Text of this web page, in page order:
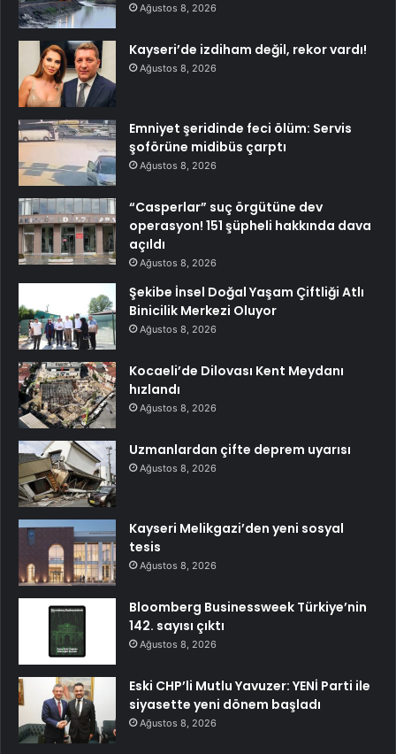
Ağustos 8, 2026
Kayseri’de izdiham değil, rekor vardı!
Ağustos 8, 2026
Emniyet şeridinde feci ölüm: Servis
şoförüne midibüs çarptı
Ağustos 8, 2026
“Casperlar” suç örgütüne dev
operasyon! 151 şüpheli hakkında dava
açıldı
Ağustos 8, 2026
Şekibe İnsel Doğal Yaşam Çiftliği Atlı
Binicilik Merkezi Oluyor
Ağustos 8, 2026
Kocaeli’de Dilovası Kent Meydanı
hızlandı
Ağustos 8, 2026
Uzmanlardan çifte deprem uyarısı
Ağustos 8, 2026
Kayseri Melikgazi’den yeni sosyal
tesis
Ağustos 8, 2026
Bloomberg Businessweek Türkiye’nin
142. sayısı çıktı
Ağustos 8, 2026
Eski CHP’li Mutlu Yavuzer: YENİ Parti ile
siyasette yeni dönem başladı
Ağustos 8, 2026